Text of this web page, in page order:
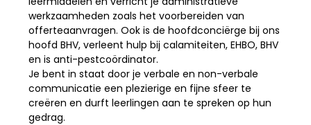
werkzaamheden zoals het voorbereiden van
offerteaanvragen. Ook is de hoofdconciërge bij ons
hoofd BHV, verleent hulp bij calamiteiten, EHBO, BHV
en is anti-pestcoördinator.
Je bent in staat door je verbale en non-verbale
communicatie een plezierige en fijne sfeer te
creëren en durft leerlingen aan te spreken op hun
gedrag.